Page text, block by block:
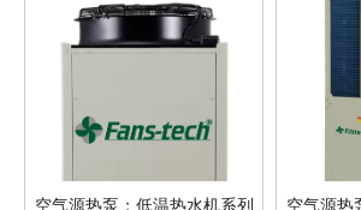
空气源热泵：低温热水机系列 空气源热